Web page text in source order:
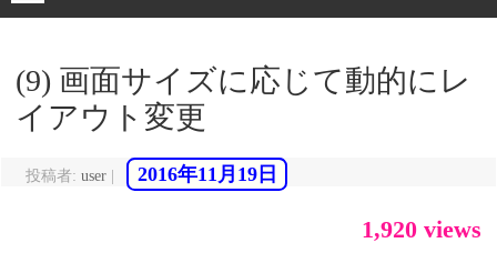
(9) 画面サイズに応じて動的にレ
イアウト変更
投稿者: user 2016年11月19日
1,920 views